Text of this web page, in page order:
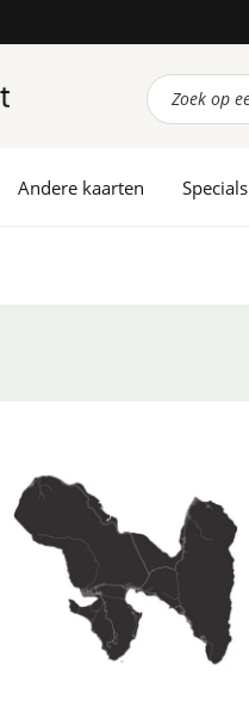
Producten
zoeken
Andere kaarten Specials